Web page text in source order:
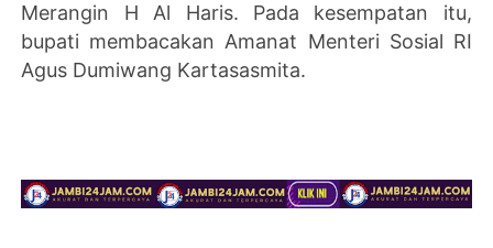
Merangin H Al Haris. Pada kesempatan itu,
bupati membacakan Amanat Menteri Sosial RI
Agus Dumiwang Kartasasmita.